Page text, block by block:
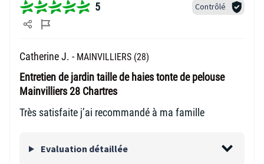
5 Contrôlé
Catherine J. - MAINVILLIERS (28)
Entretien de jardin taille de haies tonte de pelouse
Mainvilliers 28 Chartres
Très satisfaite j’ai recommandé à ma famille
Evaluation détaillée